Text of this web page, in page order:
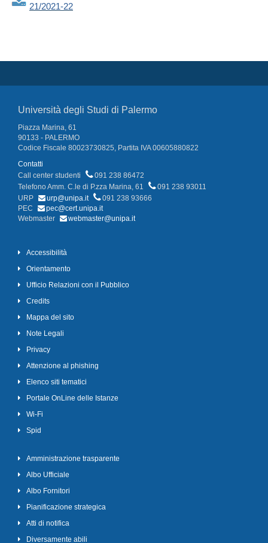
21/2021-22
Università degli Studi di Palermo
Piazza Marina, 61
90133 - PALERMO
Codice Fiscale 80023730825, Partita IVA 00605880822
Contatti
Call center studenti
091 238 86472
Telefono Amm. C.le di P.zza Marina, 61
091 238 93011
URP
urp@unipa.it
091 238 93666
PEC
pec@cert.unipa.it
Webmaster
webmaster@unipa.it
Accessibilità
Orientamento
Ufficio Relazioni con il Pubblico
Credits
Mappa del sito
Note Legali
Privacy
Attenzione al phishing
Elenco siti tematici
Portale OnLine delle Istanze
Wi-Fi
Spid
Amministrazione trasparente
Albo Ufficiale
Albo Fornitori
Pianificazione strategica
Atti di notifica
Diversamente abili